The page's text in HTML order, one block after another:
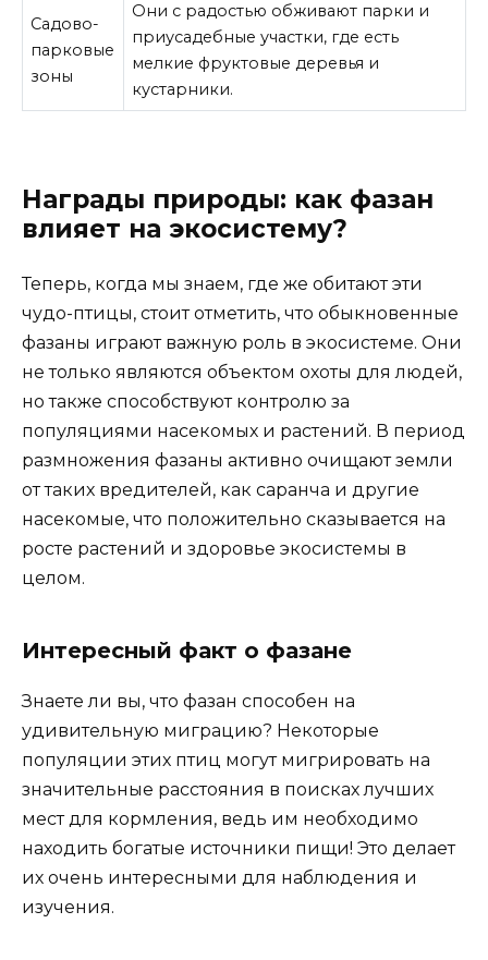
Садово-
парковые
зоны
Они с радостью обживают парки и
приусадебные участки, где есть
мелкие фруктовые деревья и
кустарники.
Награды природы: как фазан
влияет на экосистему?
Теперь, когда мы знаем, где же обитают эти
чудо-птицы, стоит отметить, что обыкновенные
фазаны играют важную роль в экосистеме. Они
не только являются объектом охоты для людей,
но также способствуют контролю за
популяциями насекомых и растений. В период
размножения фазаны активно очищают земли
от таких вредителей, как саранча и другие
насекомые, что положительно сказывается на
росте растений и здоровье экосистемы в
целом.
Интересный факт о фазане
Знаете ли вы, что фазан способен на
удивительную миграцию? Некоторые
популяции этих птиц могут мигрировать на
значительные расстояния в поисках лучших
мест для кормления, ведь им необходимо
находить богатые источники пищи! Это делает
их очень интересными для наблюдения и
изучения.